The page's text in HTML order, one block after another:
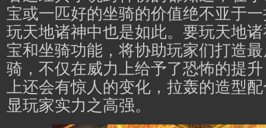
宝或一匹好的坐骑的价值绝不亚于
玩天地诸神中也是如此。要玩天地
宝和坐骑功能，将协助玩家们打造
骑，不仅在威力上给予了恐怖的提
上还会有惊人的变化，拉轰的造型
显玩家实力之高强。